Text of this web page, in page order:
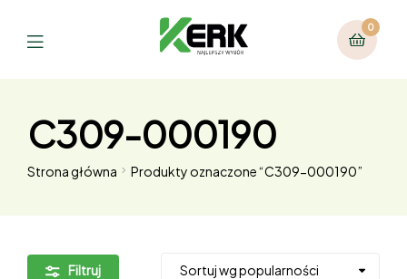
0
C309-000190
Strona główna Produkty oznaczone “C309-000190”
Filtruj